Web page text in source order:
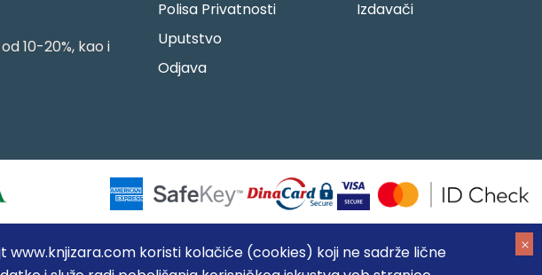
www.knjizara.com koristi kolačiće (cookies) koji ne sadrže lične
10-20%, kao i
Polisa Privatnosti
Uputstvo
Odjava
Izdavači